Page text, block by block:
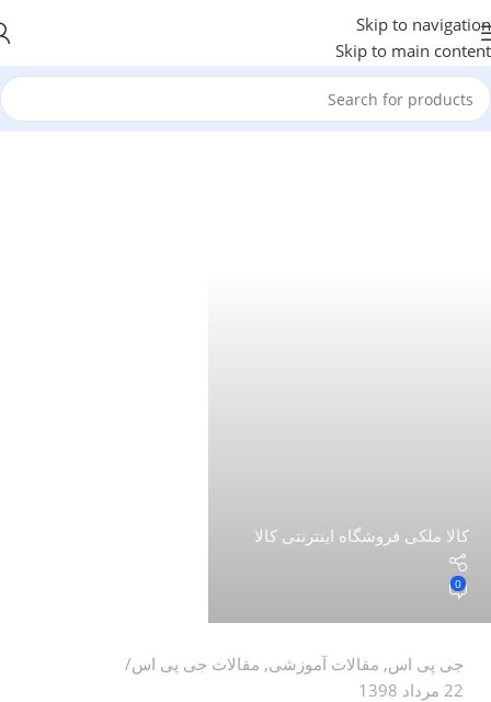
Skip to navigation
Skip to main content
کالا ملکی فروشگاه اینترنتی کالا
0
جی پی اس, مقالات آموزشی, مقالات جی پی اس
22 مرداد 1398